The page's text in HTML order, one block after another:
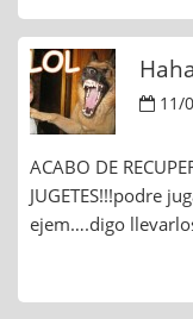
11/
ACABO DE
JUGETES!!!podre
ejem….digo